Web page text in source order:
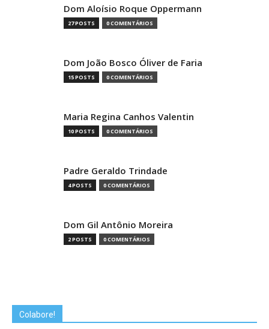
Dom Aloísio Roque Oppermann
27 POSTS 0 COMENTÁRIOS
Dom João Bosco Óliver de Faria
15 POSTS 0 COMENTÁRIOS
Maria Regina Canhos Valentin
10 POSTS 0 COMENTÁRIOS
Padre Geraldo Trindade
4 POSTS 0 COMENTÁRIOS
Dom Gil Antônio Moreira
2 POSTS 0 COMENTÁRIOS
Colabore!